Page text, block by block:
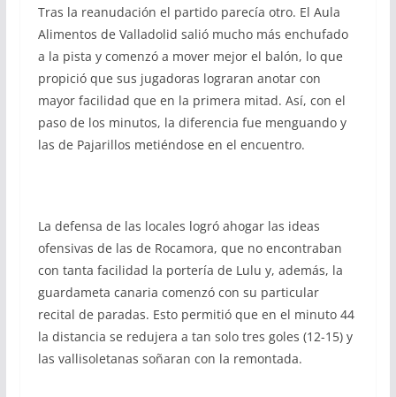
Tras la reanudación el partido parecía otro. El Aula
Alimentos de Valladolid salió mucho más enchufado
a la pista y comenzó a mover mejor el balón, lo que
propició que sus jugadoras lograran anotar con
mayor facilidad que en la primera mitad. Así, con el
paso de los minutos, la diferencia fue menguando y
las de Pajarillos metiéndose en el encuentro.
La defensa de las locales logró ahogar las ideas
ofensivas de las de Rocamora, que no encontraban
con tanta facilidad la portería de Lulu y, además, la
guardameta canaria comenzó con su particular
recital de paradas. Esto permitió que en el minuto 44
la distancia se redujera a tan solo tres goles (12-15) y
las vallisoletanas soñaran con la remontada.